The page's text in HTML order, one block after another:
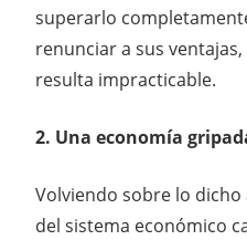
superarlo
renunciar a sus
resulta impracticable.
2. Una economía
Volviendo sobre lo
del sistema económico